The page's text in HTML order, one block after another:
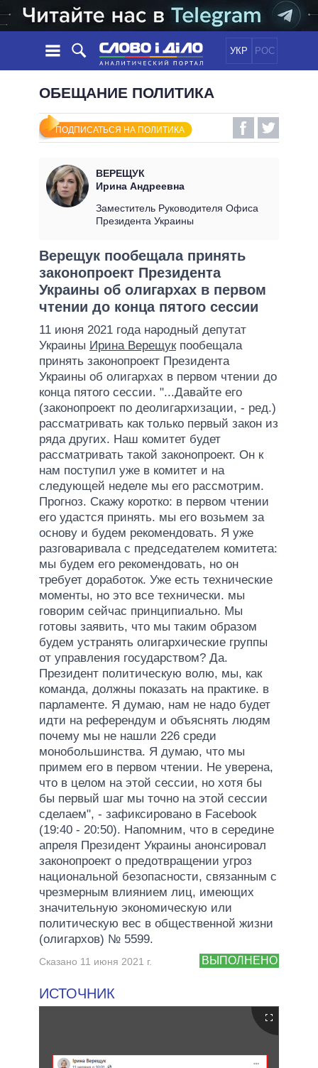
УКР РОС
НОВОСТИ
ЛЕНТА
СОБЫТИЯ
СТАТЬИ
МНЕНИЯ
ОБЗОРЫ
ДАЙДЖЕСТЫ
ПОЛИТИКА
ЭКОНОМИКА
МИР
ОБЕЩАНИЯ
ВСЕ ПОЛИТИКИ
ПРЕЗИДЕНТ И ОФИС
ВЕРХОВНАЯ РАДА
ГЛАВЫ ОБЛАДМИНИСТРАЦИЙ
МЭРЫ
ВСЕ ПЕРСОНЫ
ИНФОГРАФИКА
ВИДЕО
СРАВНЕНИЕ ПОЛИТИКОВ
ОБЕЩАНИЕ ПОЛИТИКА
ПОДПИСАТЬСЯ НА ПОЛИТИКА
ВЕРЕЩУК
Ирина Андреевна
Заместитель Руководителя Офиса
Президента Украины
Верещук пообещала принять
законопроект Президента
Украины об олигархах в первом
чтении до конца пятого сессии
11 июня 2021 года народный депутат
Украины Ирина Верещукпообещала
принять законопроект Президента
Украины об олигархах в первом чтении до
конца пятого сессии. "...Давайте его
(законопроект по деолигархизации, - ред.)
рассматривать как только первый закон из
ряда других. Наш комитет будет
рассматривать такой законопроект. Он к
нам поступил уже в комитет и на
следующей неделе мы его рассмотрим.
Прогноз. Скажу коротко: в первом чтении
его удастся принять. мы его возьмем за
основу и будем рекомендовать. Я уже
разговаривала с председателем комитета:
мы будем его рекомендовать, но он
требует доработок. Уже есть технические
моменты, но это все технически. мы
говорим сейчас принципиально. Мы
готовы заявить, что мы таким образом
будем устранять олигархические группы
от управления государством? Да.
Президент политическую волю, мы, как
команда, должны показать на практике. в
парламенте. Я думаю, нам не надо будет
идти на референдум и объяснять людям
почему мы не нашли 226 среди
монобольшинства. Я думаю, что мы
примем его в первом чтении. Не уверена,
что в целом на этой сессии, но хотя бы
бы первый шаг мы точно на этой сессии
сделаем", - зафиксировано в Facebook
(19:40 - 20:50). Напомним, что в середине
апреля Президент Украины анонсировал
законопроект о предотвращении угроз
национальной безопасности, связанным с
чрезмерным влиянием лиц, имеющих
значительную экономическую или
политическую вес в общественной жизни
(олигархов) № 5599.
ВЫПОЛНЕНО
Сказано 11 июня 2021 г.
ИСТОЧНИК